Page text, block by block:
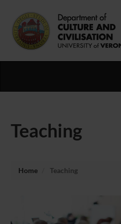
Teaching
Home Teaching